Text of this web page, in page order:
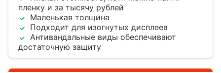
пленку и за тысячу рублей
Маленькая толщина
Подходит для изогнутых дисплеев
Антивандальные виды обеспечивают
достаточную защиту